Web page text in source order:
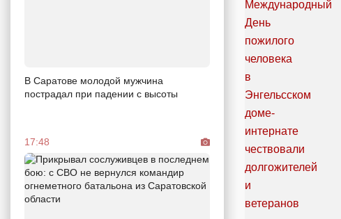
В Саратове молодой мужчина
пострадал при падении с высоты
17:48